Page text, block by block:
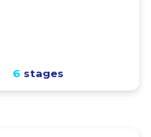
6 stages